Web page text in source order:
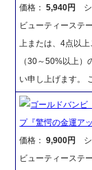
価格：5,940円
シ
ビューティーステ
上または、4点以
（30～50%以上
い申し上げます。
ゴールドバン
プ『驚愕の金運ア
価格：9,900円
シ
ビューティーステ